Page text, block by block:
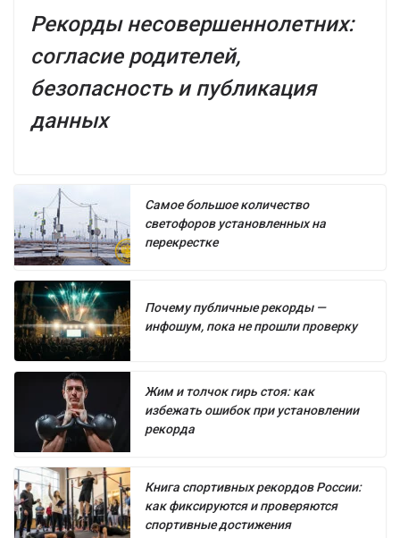
Рекорды несовершеннолетних:
согласие родителей,
безопасность и публикация
данных
Самое большое количество
светофоров установленных на
перекрестке
Почему публичные рекорды —
инфошум, пока не прошли проверку
Жим и толчок гирь стоя: как
избежать ошибок при установлении
рекорда
Книга спортивных рекордов России:
как фиксируются и проверяются
спортивные достижения